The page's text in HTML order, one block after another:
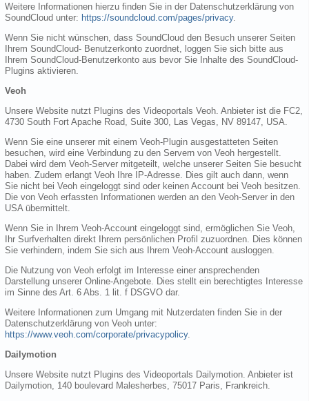
Weitere Informationen hierzu finden Sie in der Datenschutzerklärung von
SoundCloud unter: https://soundcloud.com/pages/privacy.
Wenn Sie nicht wünschen, dass SoundCloud den Besuch unserer Seiten
Ihrem SoundCloud- Benutzerkonto zuordnet, loggen Sie sich bitte aus
Ihrem SoundCloud-Benutzerkonto aus bevor Sie Inhalte des SoundCloud-
Plugins aktivieren.
Veoh
Unsere Website nutzt Plugins des Videoportals Veoh. Anbieter ist die FC2,
4730 South Fort Apache Road, Suite 300, Las Vegas, NV 89147, USA.
Wenn Sie eine unserer mit einem Veoh-Plugin ausgestatteten Seiten
besuchen, wird eine Verbindung zu den Servern von Veoh hergestellt.
Dabei wird dem Veoh-Server mitgeteilt, welche unserer Seiten Sie besucht
haben. Zudem erlangt Veoh Ihre IP-Adresse. Dies gilt auch dann, wenn
Sie nicht bei Veoh eingeloggt sind oder keinen Account bei Veoh besitzen.
Die von Veoh erfassten Informationen werden an den Veoh-Server in den
USA übermittelt.
Wenn Sie in Ihrem Veoh-Account eingeloggt sind, ermöglichen Sie Veoh,
Ihr Surfverhalten direkt Ihrem persönlichen Profil zuzuordnen. Dies können
Sie verhindern, indem Sie sich aus Ihrem Veoh-Account ausloggen.
Die Nutzung von Veoh erfolgt im Interesse einer ansprechenden
Darstellung unserer Online-Angebote. Dies stellt ein berechtigtes Interesse
im Sinne des Art. 6 Abs. 1 lit. f DSGVO dar.
Weitere Informationen zum Umgang mit Nutzerdaten finden Sie in der
Datenschutzerklärung von Veoh unter:
https://www.veoh.com/corporate/privacypolicy.
Dailymotion
Unsere Website nutzt Plugins des Videoportals Dailymotion. Anbieter ist
Dailymotion, 140 boulevard Malesherbes, 75017 Paris, Frankreich.